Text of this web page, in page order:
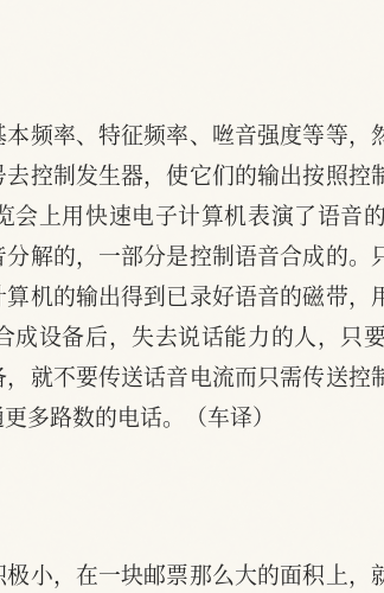
频率、特征频率、咝音强度等等，
控制发生器，使它们的输出按照
会上用快速电子计算机表演了语音
解的，一部分是控制语音合成的。
机的输出得到已录好语音的磁带
成设备后，失去说话能力的人，只
就不要传送话音电流而只需传送
多路数的电话。（车译）
小，在一块邮票那么大的面积上，